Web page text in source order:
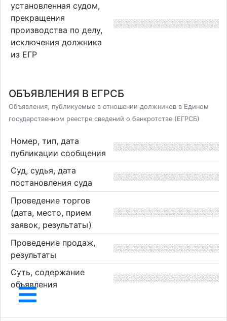
установленная судом,
прекращения
производства по делу,
исключения должника
из ЕГР
ОБЪЯВЛЕНИЯ В ЕГРСБ
Объявления, публикуемые в отношении должников в Едином
государственном реестре сведений о банкротстве (ЕГРСБ)
Номер, тип, дата
публикации сообщения
Суд, судья, дата
постановления суда
Проведение торгов
(дата, место, прием
заявок, результаты)
Проведение продаж,
результаты
Суть, содержание
объявления